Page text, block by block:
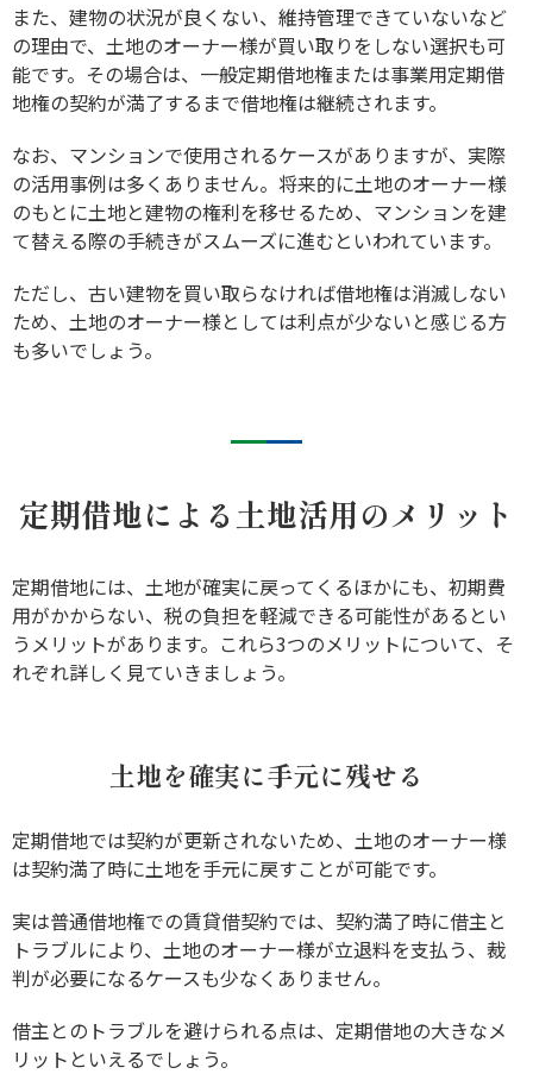
また、建物の状況が良くない、維持管理できていないなど
の理由で、土地のオーナー様が買い取りをしない選択も可
能です。その場合は、一般定期借地権または事業用定期借
地権の契約が満了するまで借地権は継続されます。
なお、マンションで使用されるケースがありますが、実際
の活用事例は多くありません。将来的に土地のオーナー様
のもとに土地と建物の権利を移せるため、マンションを建
て替える際の手続きがスムーズに進むといわれています。
ただし、古い建物を買い取らなければ借地権は消滅しない
ため、土地のオーナー様としては利点が少ないと感じる方
も多いでしょう。
定期借地による土地活用のメリット
定期借地には、土地が確実に戻ってくるほかにも、初期費
用がかからない、税の負担を軽減できる可能性があるとい
うメリットがあります。これら3つのメリットについて、そ
れぞれ詳しく見ていきましょう。
土地を確実に手元に残せる
定期借地では契約が更新されないため、土地のオーナー様
は契約満了時に土地を手元に戻すことが可能です。
実は普通借地権での賃貸借契約では、契約満了時に借主と
トラブルにより、土地のオーナー様が立退料を支払う、裁
判が必要になるケースも少なくありません。
借主とのトラブルを避けられる点は、定期借地の大きなメ
リットといえるでしょう。